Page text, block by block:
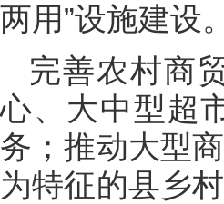
两用”设施建设。
完善农村商
心、大中型超
务；推动大型
为特征的县乡